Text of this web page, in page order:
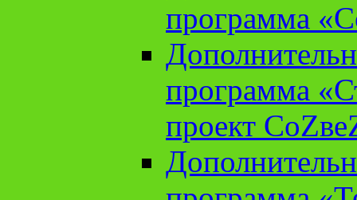
программа
программа
проект